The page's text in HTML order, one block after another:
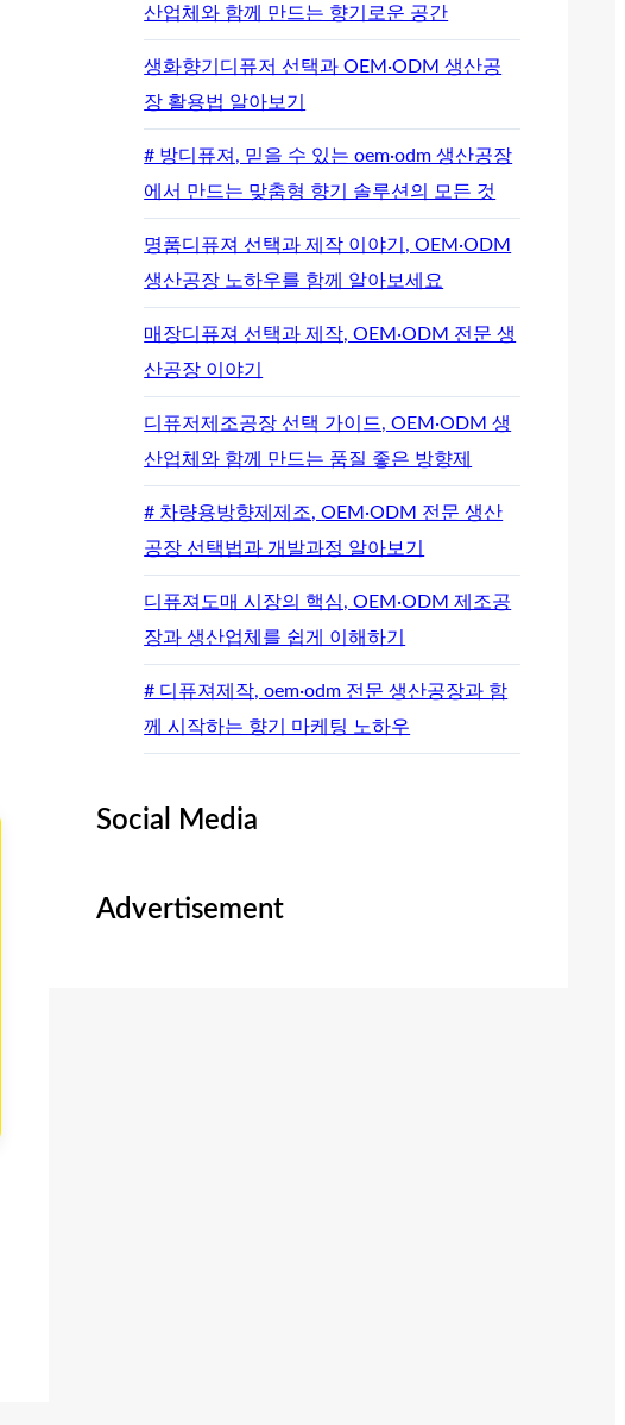
산업체와 함께 만드는 향기로운 공간
생화향기디퓨저 선택과 OEM·ODM 생산공
장 활용법 알아보기
# 방디퓨져, 믿을 수 있는 oem·odm 생산공장
에서 만드는 맞춤형 향기 솔루션의 모든 것
명품디퓨져 선택과 제작 이야기, OEM·ODM
생산공장 노하우를 함께 알아보세요
매장디퓨져 선택과 제작, OEM·ODM 전문 생
산공장 이야기
디퓨저제조공장 선택 가이드, OEM·ODM 생
산업체와 함께 만드는 품질 좋은 방향제
# 차량용방향제제조, OEM·ODM 전문 생산
공장 선택법과 개발과정 알아보기
디퓨져도매 시장의 핵심, OEM·ODM 제조공
장과 생산업체를 쉽게 이해하기
# 디퓨져제작, oem·odm 전문 생산공장과 함
께 시작하는 향기 마케팅 노하우
Social Media
Advertisement